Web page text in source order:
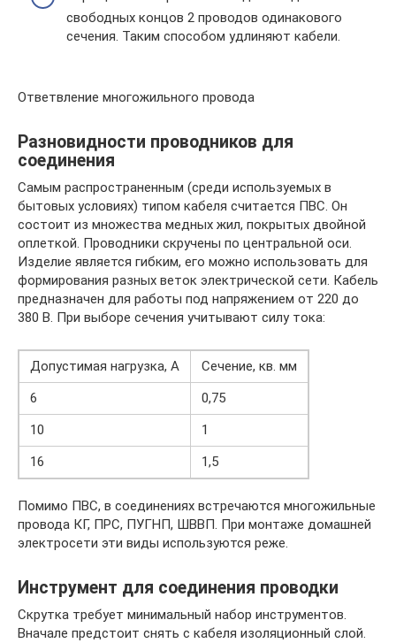
свободных концов 2 проводов одинакового
сечения. Таким способом удлиняют кабели.
Ответвление многожильного провода
Разновидности проводников для
соединения
Самым распространенным (среди используемых в
бытовых условиях) типом кабеля считается ПВС. Он
состоит из множества медных жил, покрытых двойной
оплеткой. Проводники скручены по центральной оси.
Изделие является гибким, его можно использовать для
формирования разных веток электрической сети. Кабель
предназначен для работы под напряжением от 220 до
380 В. При выборе сечения учитывают силу тока:
Допустимая нагрузка, А
Сечение, кв. мм
6
0,75
10
1
16
1,5
Помимо ПВС, в соединениях встречаются многожильные
провода КГ, ПРС, ПУГНП, ШВВП. При монтаже домашней
электросети эти виды используются реже.
Инструмент для соединения проводки
Скрутка требует минимальный набор инструментов.
Вначале предстоит снять с кабеля изоляционный слой.